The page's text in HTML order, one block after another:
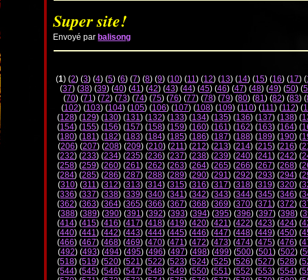
Super site!
Envoyé par balisong
(1) (2) (3) (4) (5) (6) (7) (8) (9) (10) (11) (12) (13) (14) (15) (16) (17) (
(37) (38) (39) (40) (41) (42) (43) (44) (45) (46) (47) (48) (49) (50) (
(70) (71) (72) (73) (74) (75) (76) (77) (78) (79) (80) (81) (82) (83) (
(102) (103) (104) (105) (106) (107) (108) (109) (110) (111) (112) (
(128) (129) (130) (131) (132) (133) (134) (135) (136) (137) (138) (
(154) (155) (156) (157) (158) (159) (160) (161) (162) (163) (164) (
(180) (181) (182) (183) (184) (185) (186) (187) (188) (189) (190) (
(206) (207) (208) (209) (210) (211) (212) (213) (214) (215) (216) (
(232) (233) (234) (235) (236) (237) (238) (239) (240) (241) (242) (
(258) (259) (260) (261) (262) (263) (264) (265) (266) (267) (268) (
(284) (285) (286) (287) (288) (289) (290) (291) (292) (293) (294) (
(310) (311) (312) (313) (314) (315) (316) (317) (318) (319) (320) (
(336) (337) (338) (339) (340) (341) (342) (343) (344) (345) (346) (
(362) (363) (364) (365) (366) (367) (368) (369) (370) (371) (372) (
(388) (389) (390) (391) (392) (393) (394) (395) (396) (397) (398) (
(414) (415) (416) (417) (418) (419) (420) (421) (422) (423) (424) (
(440) (441) (442) (443) (444) (445) (446) (447) (448) (449) (450) (
(466) (467) (468) (469) (470) (471) (472) (473) (474) (475) (476) (
(492) (493) (494) (495) (496) (497) (498) (499) (500) (501) (502) (
(518) (519) (520) (521) (522) (523) (524) (525) (526) (527) (528) (
(544) (545) (546) (547) (548) (549) (550) (551) (552) (553) (554) (